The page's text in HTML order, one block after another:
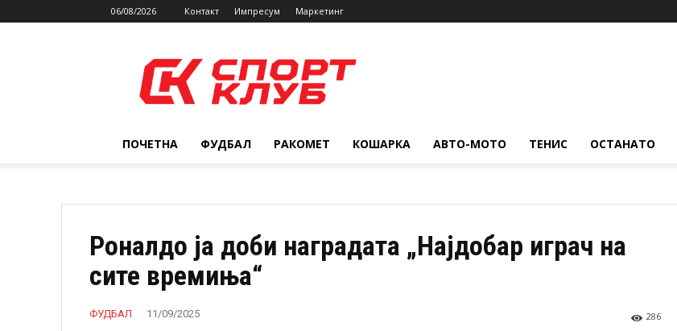
06/08/2026 Контакт Импресум Маркетинг
ПОЧЕТНА ФУДБАЛ РАКОМЕТ КОШАРКА АВТО-МОТО ТЕНИС ОСТАНАТО
Роналдо ја доби наградата „Најдобар играч на
сите времиња“
ФУДБАЛ 11/09/2025 286